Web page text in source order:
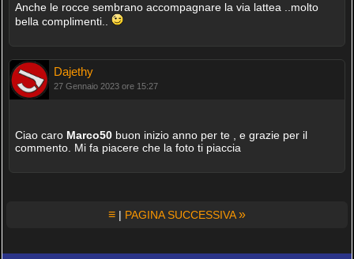
Anche le rocce sembrano accompagnare la via lattea ..molto
bella complimenti..
Dajethy
27 Gennaio 2023 ore 15:27
Ciao caro Marco50buon inizio anno per te , e grazie per il
commento. Mi fa piacere che la foto ti piaccia
≡ | PAGINA SUCCESSIVA»